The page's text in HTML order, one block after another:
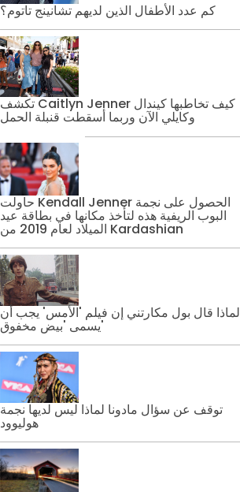
كم عدد الأطفال الذين لديهم تشانينج تاتوم؟
تكشف Caitlyn Jenner كيف تخاطبها كيندال
وكايلي الآن وربما أسقطت قنبلة الحمل
حاولت Kendall Jenner الحصول على نجمة
البوب ​​الريفية هذه لتأخذ مكانها في بطاقة عيد
الميلاد لعام 2019 من Kardashian
لماذا قال بول مكارتني إن فيلم 'الأمس' يجب أن
يسمى 'بيض مخفوق'
توقف عن سؤال مادونا لماذا ليس لديها نجمة
هوليوود